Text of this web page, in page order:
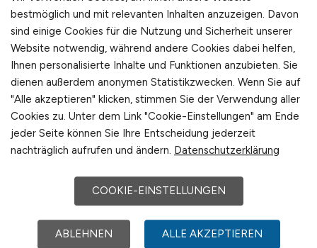
Fachaufgaben, erste Verantwortung
Senior Qs Mitarbeiter Logistik
3–6 Jahre · Spezialisierung,
eigenständige Projekte
Team Lead
6–10 Jahre ·
Prozessoptimierung
bestmöglich und mit relevanten Inhalten anzuzeigen. Davon
sind einige Cookies für die Nutzung und Sicherheit unserer
Website notwendig, während andere Cookies dabei helfen,
Ihnen personalisierte Inhalte und Funktionen anzubieten. Sie
dienen außerdem anonymen Statistikzwecken. Wenn Sie auf
"Alle akzeptieren" klicken, stimmen Sie der Verwendung aller
Cookies zu. Unter dem Link "Cookie-Einstellungen" am Ende
jeder Seite können Sie Ihre Entscheidung jederzeit
nachträglich aufrufen und ändern. Datenschutzerklärung
COOKIE-EINSTELLUNGEN
ABLEHNEN ALLE AKZEPTIEREN